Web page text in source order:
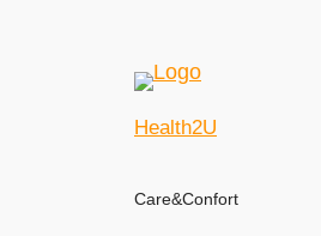
Health2U
Care&Confort